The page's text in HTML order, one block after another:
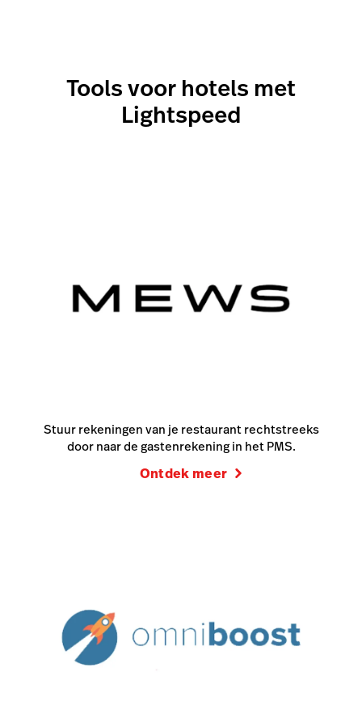
Tools voor hotels met
Lightspeed
Stuur rekeningen van je restaurant rechtstreeks
door naar de gastenrekening in het PMS.
Ontdek meer